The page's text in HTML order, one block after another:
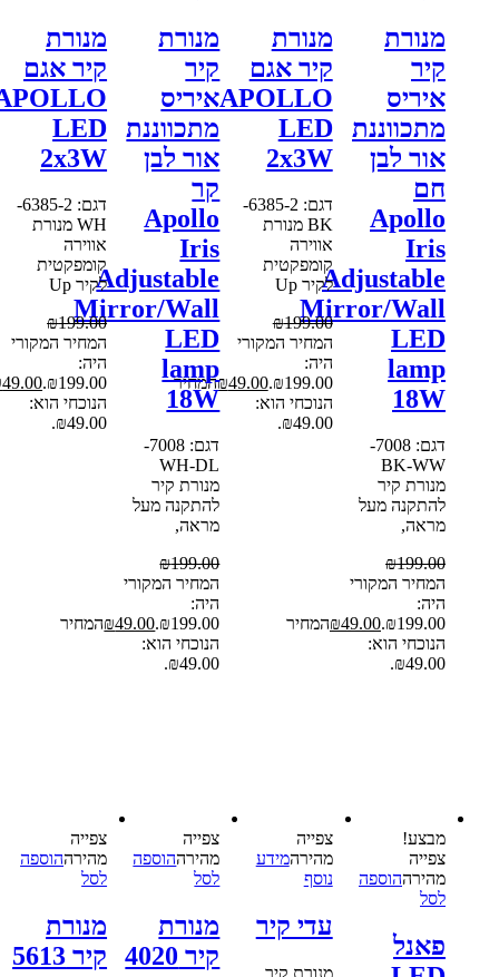
מנורת
איריס
מתכווננת
אור לבן
Apollo
Adjustable
Mirror/Wall
LED
lamp
18W
דגם: 7008-
BK-WW
מנורת קיר
להתקנה מעל
₪
המחיר המקורי
₪199.00.
₪49.00 המחיר
הנוכחי הוא:
מנורת
קיר אגם
APOLLO
LED
2x3W
דגם: 6385-2-
BK מנורת
קומפקטית
לקיר Up
₪199.00
המחיר המקורי
₪199.00.
₪49.00 המחיר
הנוכחי הוא:
₪49.00.
מנורת
קיר
איריס
מתכווננת
אור לבן
Apollo
Adjustable
Mirror/Wall
LED
lamp
18W
דגם: 7008-
WH-DL
מנורת קיר
להתקנה מעל
₪
המחיר המקורי
₪199.00.
₪49.00
המחיר
הנוכחי הוא:
מנורת
קיר אגם
APOLLO
LED
2x3W
דגם: 6385-2-
WH מנורת
קומפקטית
לקיר Up
₪199.00
המחיר המקורי
₪199.00.
₪49.00 המחיר
הנוכחי הוא:
הוספה
מידע
נוסף
עדי קיר
מנורת קיר
‫מהירה‬
הוספה
מנורת
קיר 4020
‫מהירה‬
הוספה
מנורת
קיר 5613